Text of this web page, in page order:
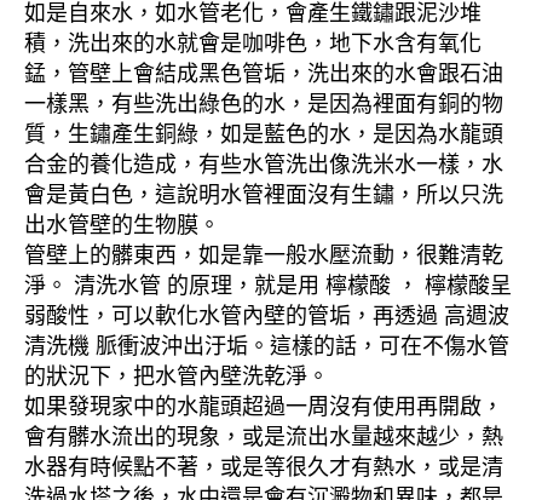
如是自來水，如水管老化，會產生鐵鏽跟泥沙堆
積，洗出來的水就會是咖啡色，地下水含有氧化
錳，管壁上會結成黑色管垢，洗出來的水會跟石油
一樣黑，有些洗出綠色的水，是因為裡面有銅的物
質，生鏽產生銅綠，如是藍色的水，是因為水龍頭
合金的養化造成，有些水管洗出像洗米水一樣，水
會是黃白色，這說明水管裡面沒有生鏽，所以只洗
出水管壁的生物膜。
管壁上的髒東西，如是靠一般水壓流動，很難清乾
淨。 清洗水管 的原理，就是用 檸檬酸 ， 檸檬酸呈
弱酸性，可以軟化水管內壁的管垢，再透過 高週波
清洗機 脈衝波沖出汙垢。這樣的話，可在不傷水管
的狀況下，把水管內壁洗乾淨。
如果發現家中的水龍頭超過一周沒有使用再開啟，
會有髒水流出的現象，或是流出水量越來越少，熱
水器有時候點不著，或是等很久才有熱水，或是清